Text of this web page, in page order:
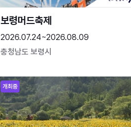
보령머드축제
2026.07.24~2026.08.09
충청남도 보령시
개최중